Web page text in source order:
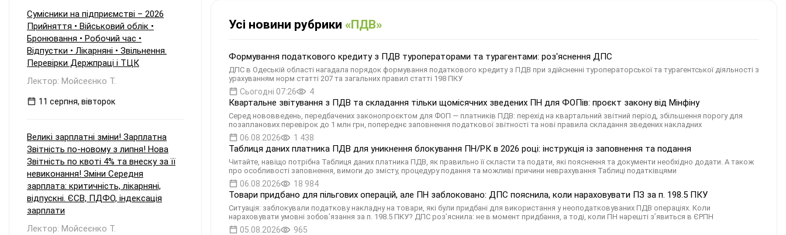
Усі новини рубрики «ПДВ»
Формування податкового кредиту з ПДВ туроператорами та турагентами: роз'яснення ДПС
ДПС в Одеській області нагадала порядок формування податкового кредиту з ПДВ при здійсненні туроператорської та турагентської діяльності з
урахуванням норм статті 207 та загальних правил статті 198 ПКУ
Сьогодні 07:26 4
Квартальне звітування з ПДВ та складання тільки щомісячних зведених ПН для ФОПів: проєкт закону від Мінфіну
Серед нововведень, передбачених законопроєктом для ФОП — платників ПДВ: перехід на квартальний звітний період, збільшення порогу для
позапланових перевірок до 1 млн грн, попереднє заповнення податкової звітності та нові правила складання зведених накладних
06.08.2026 1 438
Таблиця даних платника ПДВ для уникнення блокування ПН/РК в 2026 році: інструкція із заповнення та подання
Читайте, навіщо потрібна Таблиця даних платника ПДВ, як правильно її скласти та подати, які пояснення та документи необхідно додати. А також
про особливості заповнення, вимоги до змісту, процедуру подання та можливі причини неврахування Таблиці податківцями
06.08.2026 18 984
Товари придбано для пільгових операцій, але ПН заблоковано: ДПС пояснила, коли нараховувати ПЗ за п. 198.5 ПКУ
Ситуація: заблокували податкову накладну на товари, які були придбані для використання у неоподатковуваних ПДВ операціях. Коли
нараховувати умовні зобов’язання за п. 198.5 ПКУ? ДПС роз’яснила: не в момент придбання, а тоді, коли ПН нарешті з’явиться в ЄРПН
05.08.2026 965
особі. Які податкові зобов'язання
виникають у ТОВ (як емітента
корпоративних прав) при нарахуванні
та виплаті таких дивідендів
материнській компанії наприкінці 2026
року? Зокрема: Чи зобов'язане ТОВ
сплачувати авансовий внесок з
податку на прибуток відповідно до п.
57.1-1 ПКУ, враховуючи, що прибуток
виплачується вже на загальній
системі? Які особливості
оподаткування та утримання
податку у джерела виплати
виникають, якщо материнська
компанія є: а) резидентом України; б)
нерезидентом?
Сумісники на підприємстві – 2026
Прийняття • Військовий облік •
Бронювання • Робочий час •
Відпустки • Лікарняні • Звільнення.
Перевірки Держпраці і ТЦК
Лектор: Мойсеєнко Т.
11 серпня, вівторок
Великі зарплатні зміни! Зарплатна
Звітність по-новому з липня! Нова
Звітність по квоті 4% та внеску за її
невиконання! Зміни Середня
зарплата: критичність, лікарняні,
відпускні. ЄСВ, ПДФО, індексація
зарплати
Лектор: Мойсеєнко Т.